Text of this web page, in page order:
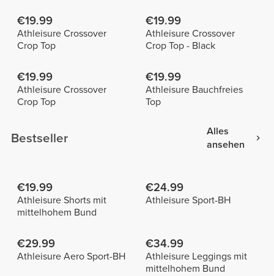
€19.99
Athleisure Crossover
Crop Top
€19.99
Athleisure Crossover
Crop Top - Black
€19.99
Athleisure Crossover
Crop Top
€19.99
Athleisure Bauchfreies
Top
Bestseller
Alles
ansehen
€19.99
Athleisure Shorts mit
mittelhohem Bund
€24.99
Athleisure Sport-BH
€29.99
Athleisure Aero Sport-BH
€34.99
Athleisure Leggings mit
mittelhohem Bund